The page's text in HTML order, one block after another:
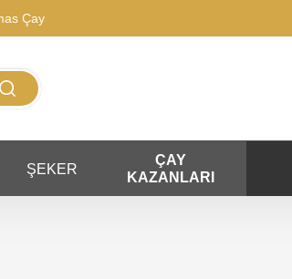
ŞEKER
ÇAY
KAZANLARI